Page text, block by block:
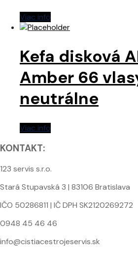
Viac info
Kefa disková
Amber 66
neutrálne
Viac info
KONTAKT:
123 servis s.r.o.
Stará Stupavská 3 | 83106 Bratislava
IČO 50286811 | IČ DPH SK2120269272
0948 45 46 46
info@cistiacestrojeservis.sk